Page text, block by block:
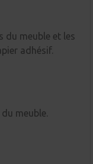
du meuble et les
adhésif.
meuble.